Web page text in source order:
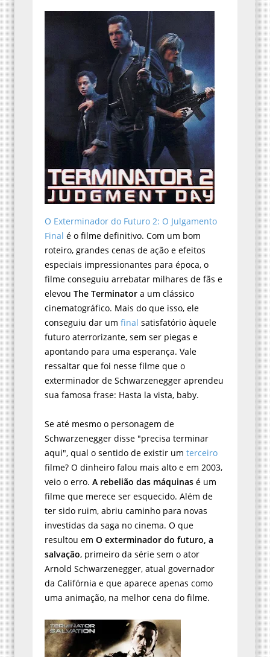
O Exterminador do Futuro 2: O Julgamento
Final é o filme definitivo. Com um bom
roteiro, grandes cenas de ação e efeitos
especiais impressionantes para época, o
filme conseguiu arrebatar milhares de fãs e
elevou The Terminator a um clássico
cinematográfico. Mais do que isso, ele
conseguiu dar um final satisfatório àquele
futuro aterrorizante, sem ser piegas e
apontando para uma esperança. Vale
ressaltar que foi nesse filme que o
exterminador de Schwarzenegger aprendeu
sua famosa frase: Hasta la vista, baby.
Se até mesmo o personagem de
Schwarzenegger disse "precisa terminar
aqui", qual o sentido de existir um terceiro
filme? O dinheiro falou mais alto e em 2003,
veio o erro. A rebelião das máquinas é um
filme que merece ser esquecido. Além de
ter sido ruim, abriu caminho para novas
investidas da saga no cinema. O que
resultou em O exterminador do futuro, a
salvação, primeiro da série sem o ator
Arnold Schwarzenegger, atual governador
da Califórnia e que aparece apenas como
uma animação, na melhor cena do filme.